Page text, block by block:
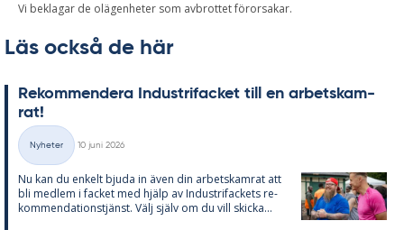
Vi beklagar de olägenheter som avbrottet förorsakar.
Läs också de här
Re­kom­men­de­ra In­du­stri­fac­ket till en ar­bets­kam­
rat!
Kategorier
Nyheter
10 juni 2026
Nu kan du en­kelt bju­da in även din ar­bets­kam­rat att
bli med­lem i fac­ket med hjälp av In­du­stri­fac­kets re­
kom­men­da­tions­tjänst. Välj själv om du vill skic­ka...